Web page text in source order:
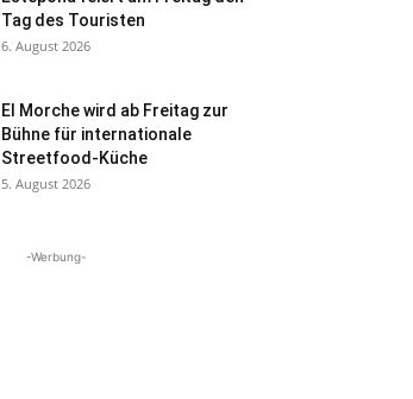
Tag des Touristen
6. August 2026
El Morche wird ab Freitag zur
Bühne für internationale
Streetfood-Küche
5. August 2026
-Werbung-